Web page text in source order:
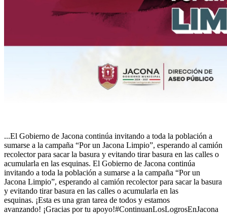
...El Gobierno de Jacona continúa invitando a toda la población a
sumarse a la campaña “Por un Jacona Limpio”, esperando al camión
recolector para sacar la basura y evitando tirar basura en las calles o
acumularla en las esquinas. El Gobierno de Jacona continúa
invitando a toda la población a sumarse a la campaña “Por un
Jacona Limpio”, esperando al camión recolector para sacar la basura
y evitando tirar basura en las calles o acumularla en las
esquinas. ¡Esta es una gran tarea de todos y estamos
avanzando! ¡Gracias por tu apoyo!#ContinuanLosLogrosEnJacona